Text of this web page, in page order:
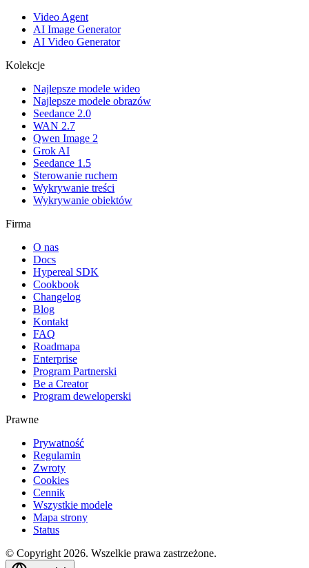
Video Agent
AI Image Generator
AI Video Generator
Kolekcje
Najlepsze modele wideo
Najlepsze modele obrazów
Seedance 2.0
WAN 2.7
Qwen Image 2
Grok AI
Seedance 1.5
Sterowanie ruchem
Wykrywanie treści
Wykrywanie obiektów
Firma
O nas
Docs
Hypereal SDK
Cookbook
Changelog
Blog
Kontakt
FAQ
Roadmapa
Enterprise
Program Partnerski
Be a Creator
Program deweloperski
Prawne
Prywatność
Regulamin
Zwroty
Cookies
Cennik
Wszystkie modele
Mapa strony
Status
© Copyright 2026. Wszelkie prawa zastrzeżone.